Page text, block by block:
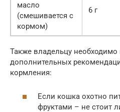
масло
(смешивается с
кормом)
6 г
Также владельцу необходимо
дополнительных
кормления:
Если кошка охотно
фруктами – не стоит